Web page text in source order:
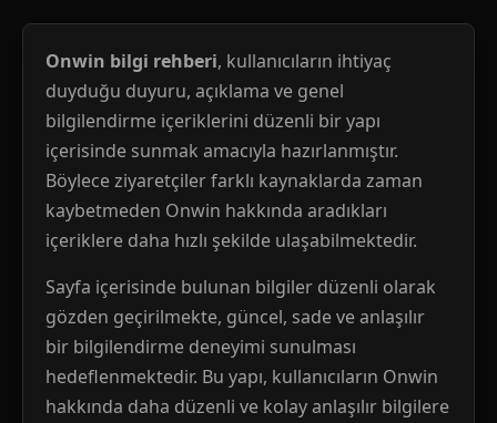
Onwin bilgi rehberi, kullanıcıların ihtiyaç
duyduğu duyuru, açıklama ve genel
bilgilendirme içeriklerini düzenli bir yapı
içerisinde sunmak amacıyla hazırlanmıştır.
Böylece ziyaretçiler farklı kaynaklarda zaman
kaybetmeden Onwin hakkında aradıkları
içeriklere daha hızlı şekilde ulaşabilmektedir.
Sayfa içerisinde bulunan bilgiler düzenli olarak
gözden geçirilmekte, güncel, sade ve anlaşılır
bir bilgilendirme deneyimi sunulması
hedeflenmektedir. Bu yapı, kullanıcıların Onwin
hakkında daha düzenli ve kolay anlaşılır bilgilere